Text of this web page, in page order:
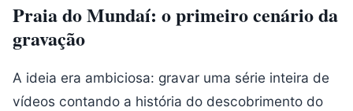
Praia do Mundaí: o primeiro cenário da
gravação
A ideia era ambiciosa: gravar uma série inteira de
vídeos contando a história do descobrimento do